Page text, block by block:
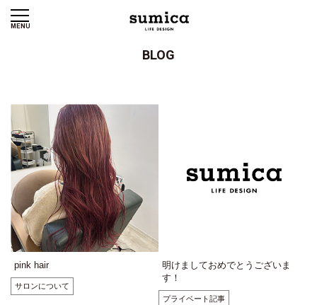
MENU
BLOG
pink hair
サロンについて
明けましておめでとうございま
す！
プライベート記事